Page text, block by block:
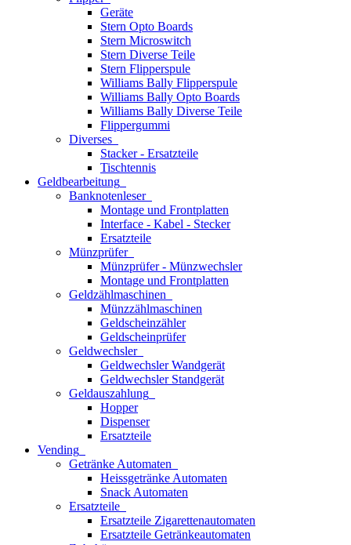
Geräte
Stern Opto Boards
Stern Microswitch
Stern Diverse Teile
Stern Flipperspule
Williams Bally Flipperspule
Williams Bally Opto Boards
Williams Bally Diverse Teile
Flippergummi
Diverses
Stacker - Ersatzteile
Tischtennis
Geldbearbeitung
Banknotenleser
Montage und Frontplatten
Interface - Kabel - Stecker
Ersatzteile
Münzprüfer
Münzprüfer - Münzwechsler
Montage und Frontplatten
Geldzählmaschinen
Münzzählmaschinen
Geldscheinzähler
Geldscheinprüfer
Geldwechsler
Geldwechsler Wandgerät
Geldwechsler Standgerät
Geldauszahlung
Hopper
Dispenser
Ersatzteile
Vending
Getränke Automaten
Heissgetränke Automaten
Snack Automaten
Ersatzteile
Ersatzteile Zigarettenautomaten
Ersatzteile Getränkeautomaten